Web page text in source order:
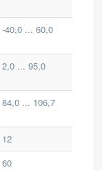
-40,0 ... 60,0
2,0 ... 95,0
84,0 ... 106,7
12
60